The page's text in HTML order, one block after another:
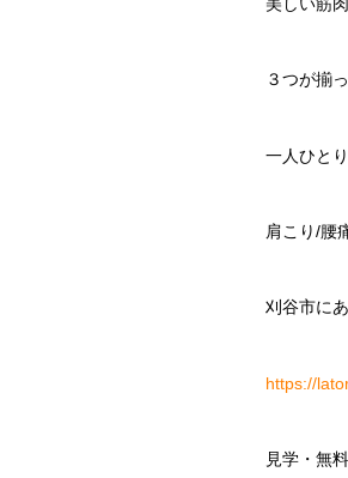
３つが揃
一人ひと
肩こり/腰
刈谷市に
https://
見学・無